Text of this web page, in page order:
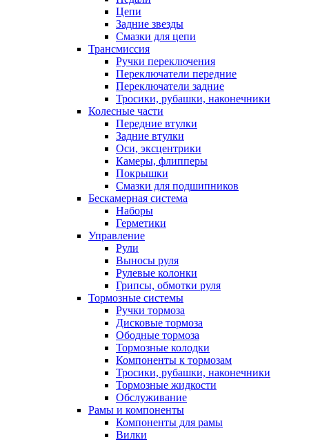
Цепи
Задние звезды
Смазки для цепи
Трансмиссия
Ручки переключения
Переключатели передние
Переключатели задние
Тросики, рубашки, наконечники
Колесные части
Передние втулки
Задние втулки
Оси, эксцентрики
Камеры, флипперы
Покрышки
Смазки для подшипников
Бескамерная система
Наборы
Герметики
Управление
Рули
Выносы руля
Рулевые колонки
Грипсы, обмотки руля
Тормозные системы
Ручки тормоза
Дисковые тормоза
Ободные тормоза
Тормозные колодки
Компоненты к тормозам
Тросики, рубашки, наконечники
Тормозные жидкости
Обслуживание
Рамы и компоненты
Компоненты для рамы
Вилки